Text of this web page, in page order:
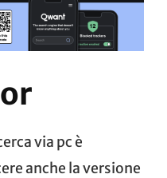
via pc è
anche la versione